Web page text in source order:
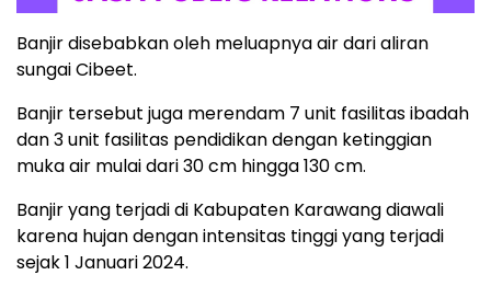
Banjir disebabkan oleh meluapnya air dari aliran
sungai Cibeet.
Banjir tersebut juga merendam 7 unit fasilitas ibadah
dan 3 unit fasilitas pendidikan dengan ketinggian
muka air mulai dari 30 cm hingga 130 cm.
Banjir yang terjadi di Kabupaten Karawang diawali
karena hujan dengan intensitas tinggi yang terjadi
sejak 1 Januari 2024.